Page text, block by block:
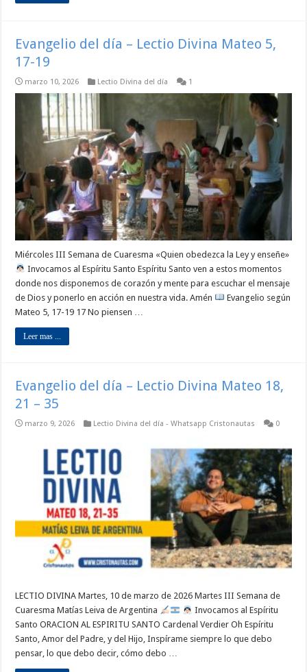
Evangelio del día – Lectio Divina Mateo 5,
17-19
marzo 10, 2026 Lectio Divina del día 1
Miércoles III Semana de Cuaresma «Quien obedezca la Ley y enseñe»
Invocamos al Espíritu Santo Espíritu Santo ven a estos momentos
donde nos disponemos de corazón y mente para escuchar el mensaje
de Dios y ponerlo en acción en nuestra vida. Amén
Evangelio según
Mateo 5, 17-19 17 No piensen …
Leer mas ...
Evangelio del día – Lectio Divina Mateo 18,
21 – 35
marzo 9, 2026 Lectio Divina del día - Whatsapp Cristonautas 0
LECTIO DIVINA Martes, 10 de marzo de 2026 Martes III Semana de
Cuaresma Matías Leiva de Argentina
Invocamos al Espíritu
Santo ORACION AL ESPIRITU SANTO Cardenal Verdier Oh Espíritu
Santo, Amor del Padre, y del Hijo, Inspírame siempre lo que debo
pensar, lo que debo decir, cómo debo …